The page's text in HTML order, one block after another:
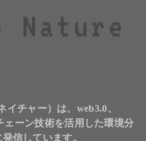
チャー）は、web3.0、
ーン技術を活用した環境分
信しています。